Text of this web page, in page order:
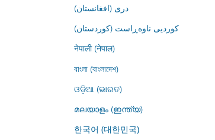
درى (افغانستان)
کوردیی ناوەڕاست (کوردستان)
नेपाली (नेपाल)
বাংলা (বাংলাদেশ)
ଓଡ଼ିଆ (ଭାରତ)
മലയാളം (ഇന്ത്യ)
한국어 (대한민국)